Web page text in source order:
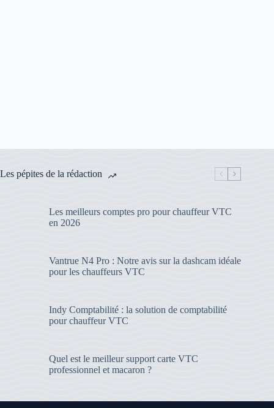
Les pépites de la rédaction
Les meilleurs comptes pro pour chauffeur VTC
en 2026
Vantrue N4 Pro : Notre avis sur la dashcam idéale
pour les chauffeurs VTC
Indy Comptabilité : la solution de comptabilité
pour chauffeur VTC
Quel est le meilleur support carte VTC
professionnel et macaron ?